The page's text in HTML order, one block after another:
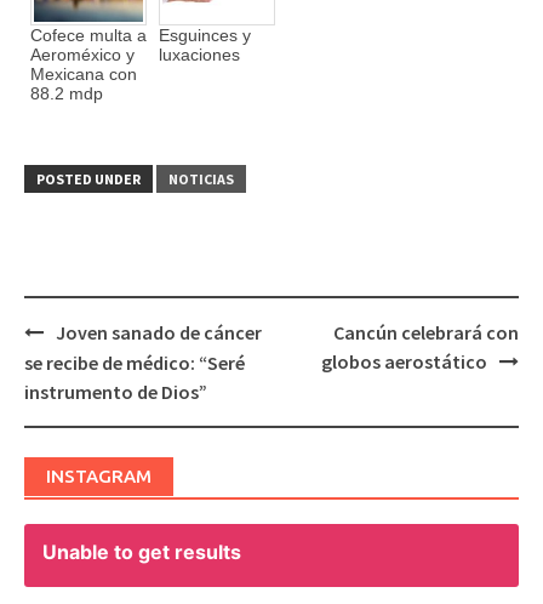
Cofece multa a
Aeroméxico y
Mexicana con
88.2 mdp
Esguinces y
luxaciones
POSTED UNDER NOTICIAS
Post
navigation
Joven sanado de cáncer
se recibe de médico: “Seré
instrumento de Dios”
Cancún celebrará con
globos aerostático
INSTAGRAM
Unable to get results